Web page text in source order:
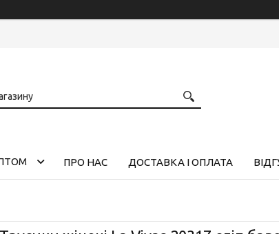
ПРО НАС ДОСТАВКА І ОПЛАТА